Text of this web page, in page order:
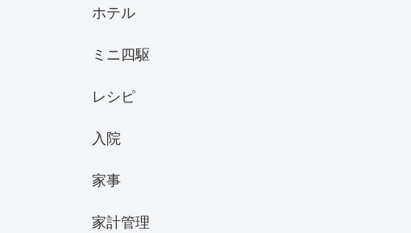
ホテル
ミニ四駆
レシピ
入院
家事
家計管理